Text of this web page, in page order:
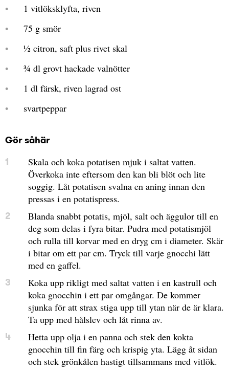
1 vitlöksklyfta, riven
75 g smör
½ citron, saft plus rivet skal
¾ dl grovt hackade valnötter
1 dl färsk, riven lagrad ost
svartpeppar
Gör såhär
Skala och koka potatisen mjuk i saltat vatten.
Överkoka inte eftersom den kan bli blöt och lite
soggig. Låt potatisen svalna en aning innan den
pressas i en potatispress.
Blanda snabbt potatis, mjöl, salt och äggulor till en
deg som delas i fyra bitar. Pudra med potatismjöl
och rulla till korvar med en dryg cm i diameter. Skär
i bitar om ett par cm. Tryck till varje gnocchi lätt
med en gaffel.
Koka upp rikligt med saltat vatten i en kastrull och
koka gnocchin i ett par omgångar. De kommer
sjunka för att strax stiga upp till ytan när de är klara.
Ta upp med hålslev och låt rinna av.
Hetta upp olja i en panna och stek den kokta
gnocchin till fin färg och krispig yta. Lägg åt sidan
och stek grönkålen hastigt tillsammans med vitlök.